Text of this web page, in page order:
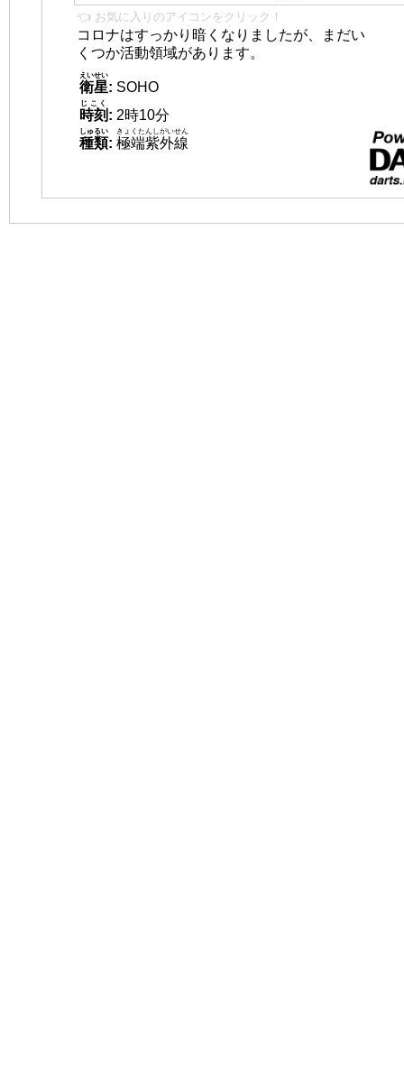
👈 お気に入りのアイコンをクリック！
コロナはすっかり暗くなりましたが、まだい
くつか活動領域があります。
衛星
えいせい
: SOHO
時刻
じこく
: 2時10分
種類
しゅるい
: 極端紫外線
きょくたんしがいせん